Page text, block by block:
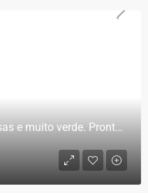
Vendo linda chácara com casas e muito verde. Pronta pra você curtir o inverno!